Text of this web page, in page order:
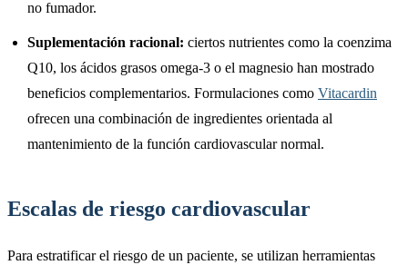
no fumador.
Suplementación racional: ciertos nutrientes como la coenzima
Q10, los ácidos grasos omega-3 o el magnesio han mostrado
beneficios complementarios. Formulaciones como Vitacardin
ofrecen una combinación de ingredientes orientada al
mantenimiento de la función cardiovascular normal.
Escalas de riesgo cardiovascular
Para estratificar el riesgo de un paciente, se utilizan herramientas